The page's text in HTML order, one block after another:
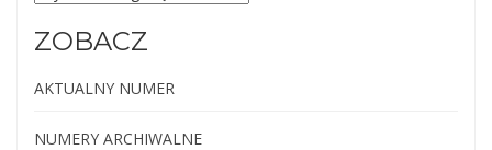
ZOBACZ
AKTUALNY NUMER
NUMERY ARCHIWALNE